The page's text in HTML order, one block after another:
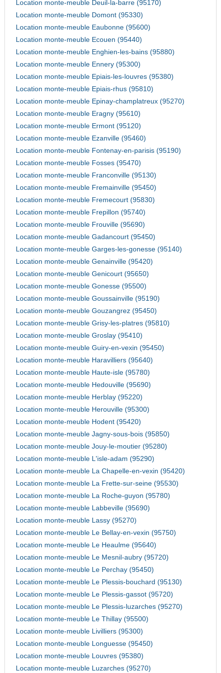
Location monte-meuble Deuil-la-barre (95170)
Location monte-meuble Domont (95330)
Location monte-meuble Eaubonne (95600)
Location monte-meuble Ecouen (95440)
Location monte-meuble Enghien-les-bains (95880)
Location monte-meuble Ennery (95300)
Location monte-meuble Epiais-les-louvres (95380)
Location monte-meuble Epiais-rhus (95810)
Location monte-meuble Epinay-champlatreux (95270)
Location monte-meuble Eragny (95610)
Location monte-meuble Ermont (95120)
Location monte-meuble Ezanville (95460)
Location monte-meuble Fontenay-en-parisis (95190)
Location monte-meuble Fosses (95470)
Location monte-meuble Franconville (95130)
Location monte-meuble Fremainville (95450)
Location monte-meuble Fremecourt (95830)
Location monte-meuble Frepillon (95740)
Location monte-meuble Frouville (95690)
Location monte-meuble Gadancourt (95450)
Location monte-meuble Garges-les-gonesse (95140)
Location monte-meuble Genainville (95420)
Location monte-meuble Genicourt (95650)
Location monte-meuble Gonesse (95500)
Location monte-meuble Goussainville (95190)
Location monte-meuble Gouzangrez (95450)
Location monte-meuble Grisy-les-platres (95810)
Location monte-meuble Groslay (95410)
Location monte-meuble Guiry-en-vexin (95450)
Location monte-meuble Haravilliers (95640)
Location monte-meuble Haute-isle (95780)
Location monte-meuble Hedouville (95690)
Location monte-meuble Herblay (95220)
Location monte-meuble Herouville (95300)
Location monte-meuble Hodent (95420)
Location monte-meuble Jagny-sous-bois (95850)
Location monte-meuble Jouy-le-moutier (95280)
Location monte-meuble L'isle-adam (95290)
Location monte-meuble La Chapelle-en-vexin (95420)
Location monte-meuble La Frette-sur-seine (95530)
Location monte-meuble La Roche-guyon (95780)
Location monte-meuble Labbeville (95690)
Location monte-meuble Lassy (95270)
Location monte-meuble Le Bellay-en-vexin (95750)
Location monte-meuble Le Heaulme (95640)
Location monte-meuble Le Mesnil-aubry (95720)
Location monte-meuble Le Perchay (95450)
Location monte-meuble Le Plessis-bouchard (95130)
Location monte-meuble Le Plessis-gassot (95720)
Location monte-meuble Le Plessis-luzarches (95270)
Location monte-meuble Le Thillay (95500)
Location monte-meuble Livilliers (95300)
Location monte-meuble Longuesse (95450)
Location monte-meuble Louvres (95380)
Location monte-meuble Luzarches (95270)